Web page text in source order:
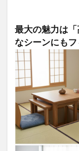
ータ
ー」搭
載のこ
たつ
3.5.4
結論：
このこ
たつは
「冬の
特等
席」へ
最大の魅力は
なシーンにもフ